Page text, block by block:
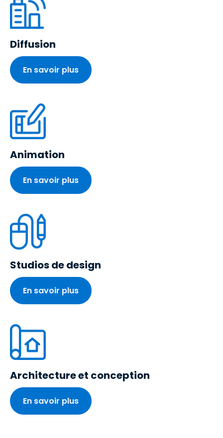
Diffusion
En savoir plus
Animation
En savoir plus
Studios de design
En savoir plus
Architecture et conception
En savoir plus